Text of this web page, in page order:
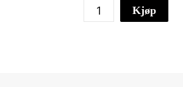
FENIX
HL16
Kjøp